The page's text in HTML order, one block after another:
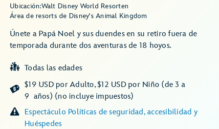
Ubicación:Walt Disney World Resorten
Área de resorts de Disney's Animal Kingdom
Únete a Papá Noel y sus duendes en su retiro fuera de
temporada durante dos aventuras de 18 hoyos.
Todas las edades
$19 USD por Adulto, $12 USD por Niño (de 3 a
9 años) (no incluye impuestos)
Espectáculo Políticas de seguridad, accesibilidad y
Huéspedes